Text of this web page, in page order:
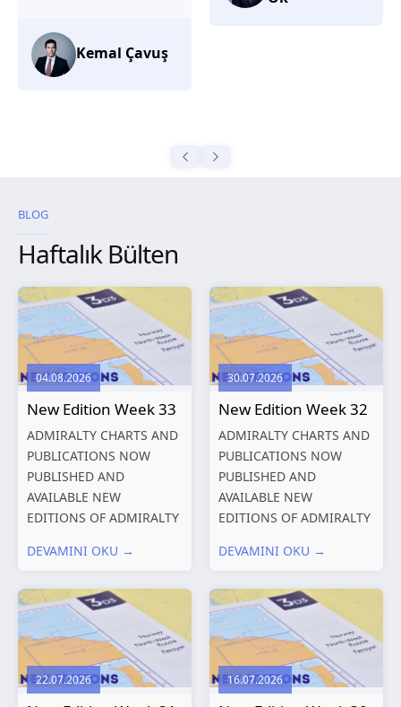
BLOG
Haftalık Bülten
04.08.2026
New Edition Week 33
ADMIRALTY CHARTS AND
PUBLICATIONS NOW
PUBLISHED AND
AVAILABLE NEW
EDITIONS OF ADMIRALTY
PUBLICATIONS New
Charts published 13
August 2026 Chart
Title, limits
and other remarks
319
International chart
DEVAMINI OKU →
30.07.2026
New Edition Week 32
ADMIRALTY CHARTS AND
PUBLICATIONS NOW
PUBLISHED AND
AVAILABLE NEW
EDITIONS OF ADMIRALTY
PUBLICATIONS New
Charts published 06
August 2026 Chart Title,
limits and other remarks
1602 China – Chang...
DEVAMINI OKU →
22.07.2026 16.07.2026